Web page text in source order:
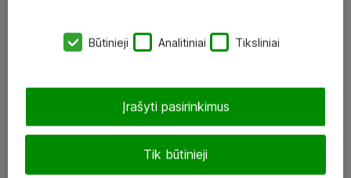
eShop@atea.lt
Būtinieji Analitiniai Tiksliniai
Tik būtinieji
Įrašyti pasirinkimus